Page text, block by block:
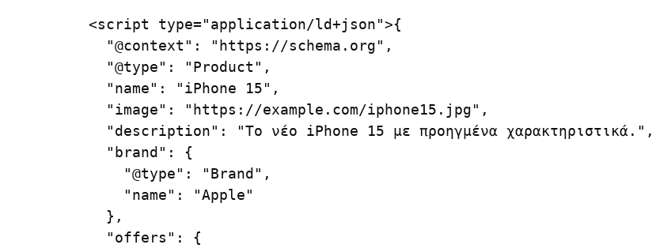
<script type="application/ld+json">{
  "@context": "https://schema.org",
  "@type": "Product",
  "name": "iPhone 15",
  "image": "https://example.com/iphone15.jpg",
  "description": "Το νέο iPhone 15 με προηγμένα χαρακτηριστικά.",
  "brand": {
    "@type": "Brand",
    "name": "Apple"
  },
  "offers": {